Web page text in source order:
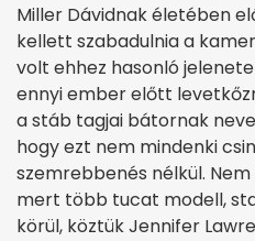
Miller Dávidnak életében
kellett szabadulnia a
volt ehhez hasonló
ennyi ember előtt
a stáb tagjai bátornak
hogy ezt nem mindenki
szemrebbenés nélkül.
mert több tucat modell,
körül, köztük Jennifer